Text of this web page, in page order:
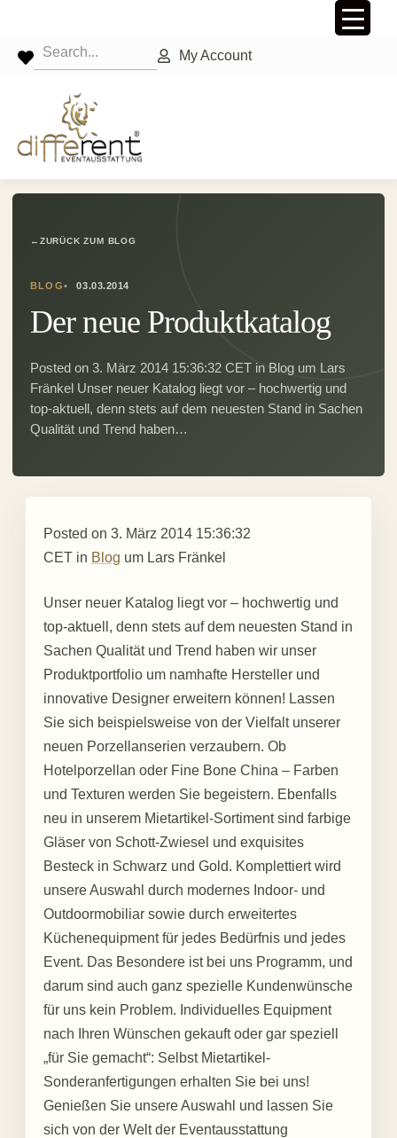
My Account
← ZURÜCK ZUM BLOG
BLOG 03.03.2014
Der neue Produktkatalog
Posted on 3. März 2014 15:36:32 CET in Blog um Lars
Fränkel Unser neuer Katalog liegt vor – hochwertig und
top-aktuell, denn stets auf dem neuesten Stand in Sachen
Qualität und Trend haben…
Posted on 3. März 2014 15:36:32
CET in Blog um Lars Fränkel
Unser neuer Katalog liegt vor – hochwertig und
top-aktuell, denn stets auf dem neuesten Stand in
Sachen Qualität und Trend haben wir unser
Produktportfolio um namhafte Hersteller und
innovative Designer erweitern können! Lassen
Sie sich beispielsweise von der Vielfalt unserer
neuen Porzellanserien verzaubern. Ob
Hotelporzellan oder Fine Bone China – Farben
und Texturen werden Sie begeistern. Ebenfalls
neu in unserem Mietartikel-Sortiment sind farbige
Gläser von Schott-Zwiesel und exquisites
Besteck in Schwarz und Gold. Komplettiert wird
unsere Auswahl durch modernes Indoor- und
Outdoormobiliar sowie durch erweitertes
Küchenequipment für jedes Bedürfnis und jedes
Event. Das Besondere ist bei uns Programm, und
darum sind auch ganz spezielle Kundenwünsche
für uns kein Problem. Individuelles Equipment
nach Ihren Wünschen gekauft oder gar speziell
„für Sie gemacht“: Selbst Mietartikel-
Sonderanfertigungen erhalten Sie bei uns!
Genießen Sie unsere Auswahl und lassen Sie
sich von der Welt der Eventausstattung